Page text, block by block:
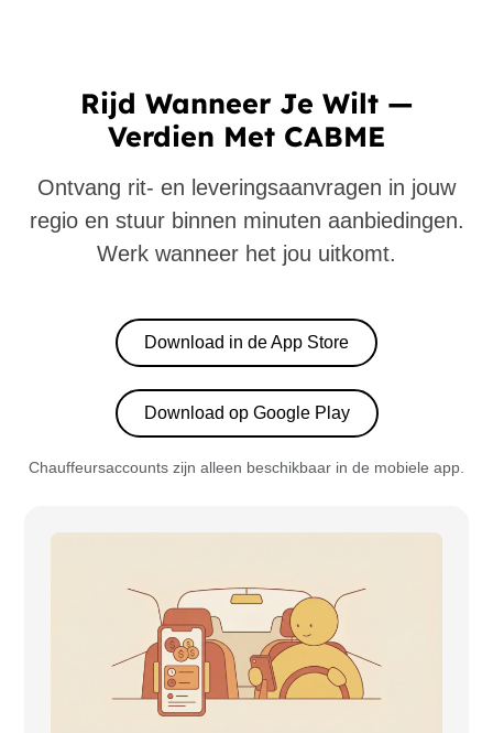
Rijd Wanneer Je Wilt —
Verdien Met CABME
Ontvang rit- en leveringsaanvragen in jouw
regio en stuur binnen minuten aanbiedingen.
Werk wanneer het jou uitkomt.
Download in de App Store
Download op Google Play
Chauffeursaccounts zijn alleen beschikbaar in de mobiele app.